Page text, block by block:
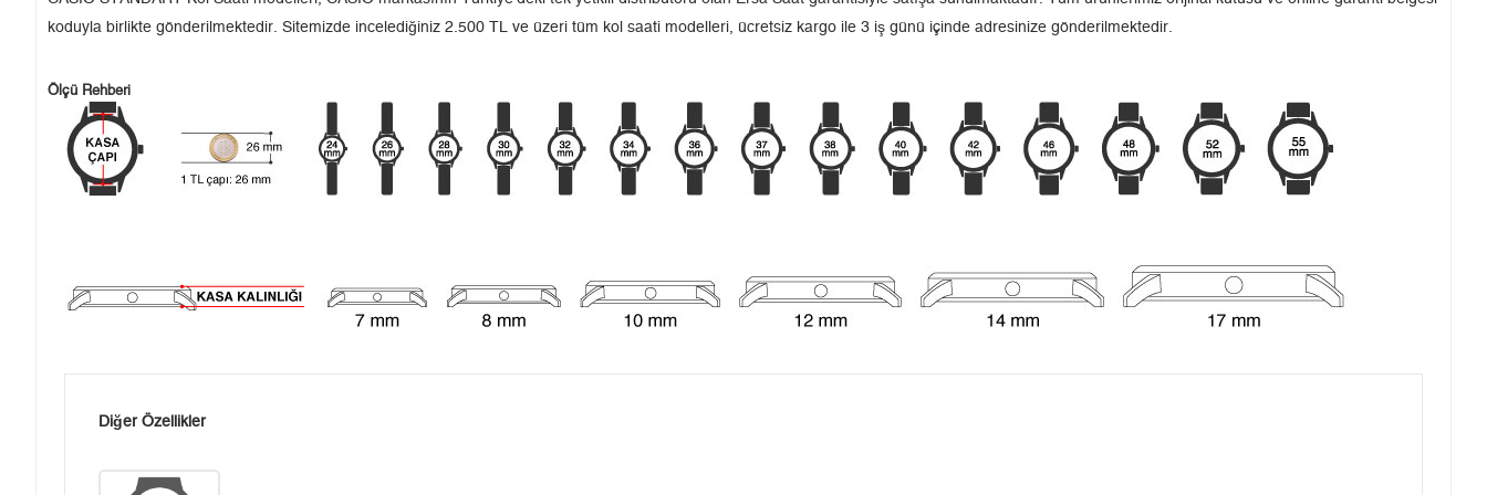
koduyla birlikte gönderilmektedir. Sitemizde incelediğiniz 2.500 TL ve üzeri tüm kol saati modelleri, ücretsiz kargo ile 3 iş günü içinde adresinize gönderilmektedir.
Ölçü Rehberi
Diğer Özellikler